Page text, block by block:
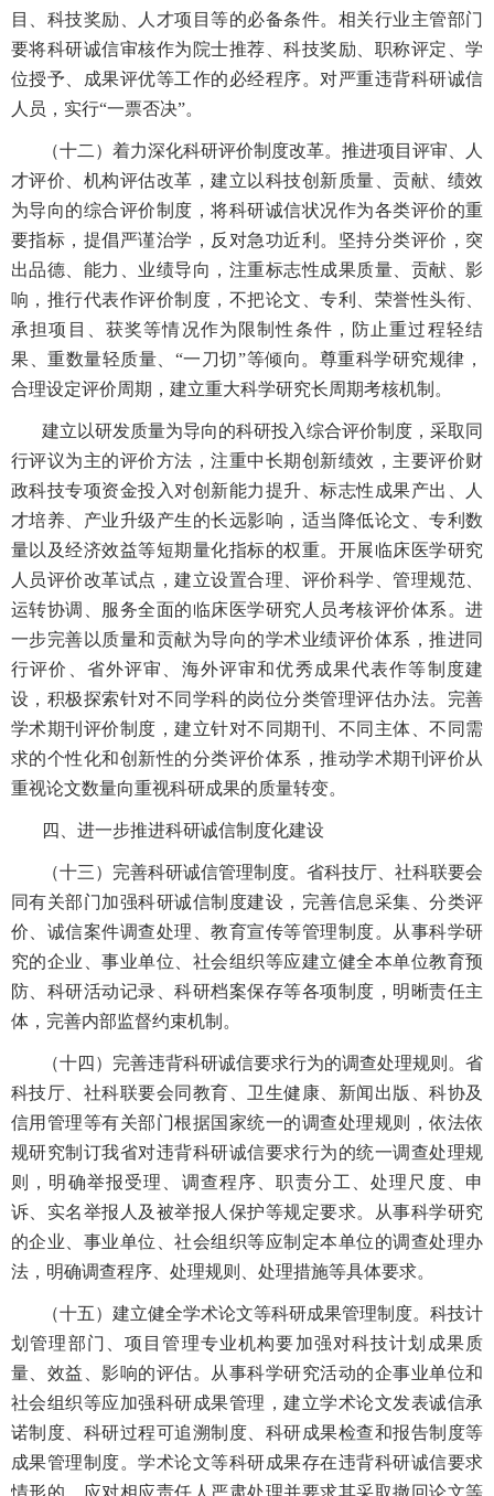
目、科技奖励、人才项目等的必备条件。相关行业主管部门
要将科研诚信审核作为院士推荐、科技奖励、职称评定、学
位授予、成果评优等工作的必经程序。对严重违背科研诚信
人员，实行“一票否决”。
（十二）着力深化科研评价制度改革。推进项目评审、人
才评价、机构评估改革，建立以科技创新质量、贡献、绩效
为导向的综合评价制度，将科研诚信状况作为各类评价的重
要指标，提倡严谨治学，反对急功近利。坚持分类评价，突
出品德、能力、业绩导向，注重标志性成果质量、贡献、影
响，推行代表作评价制度，不把论文、专利、荣誉性头衔、
承担项目、获奖等情况作为限制性条件，防止重过程轻结
果、重数量轻质量、“一刀切”等倾向。尊重科学研究规律，
合理设定评价周期，建立重大科学研究长周期考核机制。
建立以研发质量为导向的科研投入综合评价制度，采取同
行评议为主的评价方法，注重中长期创新绩效，主要评价财
政科技专项资金投入对创新能力提升、标志性成果产出、人
才培养、产业升级产生的长远影响，适当降低论文、专利数
量以及经济效益等短期量化指标的权重。开展临床医学研究
人员评价改革试点，建立设置合理、评价科学、管理规范、
运转协调、服务全面的临床医学研究人员考核评价体系。进
一步完善以质量和贡献为导向的学术业绩评价体系，推进同
行评价、省外评审、海外评审和优秀成果代表作等制度建
设，积极探索针对不同学科的岗位分类管理评估办法。完善
学术期刊评价制度，建立针对不同期刊、不同主体、不同需
求的个性化和创新性的分类评价体系，推动学术期刊评价从
重视论文数量向重视科研成果的质量转变。
四、进一步推进科研诚信制度化建设
（十三）完善科研诚信管理制度。省科技厅、社科联要会
同有关部门加强科研诚信制度建设，完善信息采集、分类评
价、诚信案件调查处理、教育宣传等管理制度。从事科学研
究的企业、事业单位、社会组织等应建立健全本单位教育预
防、科研活动记录、科研档案保存等各项制度，明晰责任主
体，完善内部监督约束机制。
（十四）完善违背科研诚信要求行为的调查处理规则。省
科技厅、社科联要会同教育、卫生健康、新闻出版、科协及
信用管理等有关部门根据国家统一的调查处理规则，依法依
规研究制订我省对违背科研诚信要求行为的统一调查处理规
则，明确举报受理、调查程序、职责分工、处理尺度、申
诉、实名举报人及被举报人保护等规定要求。从事科学研究
的企业、事业单位、社会组织等应制定本单位的调查处理办
法，明确调查程序、处理规则、处理措施等具体要求。
（十五）建立健全学术论文等科研成果管理制度。科技计
划管理部门、项目管理专业机构要加强对科技计划成果质
量、效益、影响的评估。从事科学研究活动的企事业单位和
社会组织等应加强科研成果管理，建立学术论文发表诚信承
诺制度、科研过程可追溯制度、科研成果检查和报告制度等
成果管理制度。学术论文等科研成果存在违背科研诚信要求
情形的，应对相应责任人严肃处理并要求其采取撤回论文等